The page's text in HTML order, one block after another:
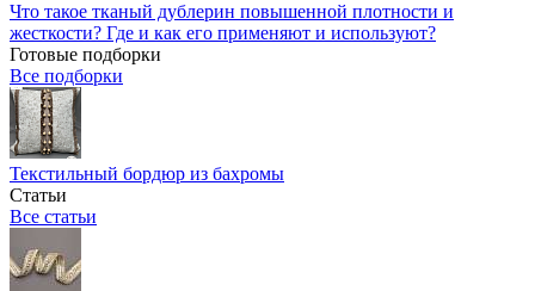
Что такое тканый дублерин повышенной плотности и
жесткости? Где и как его применяют и используют?
Готовые подборки
Все подборки
Текстильный бордюр из бахромы
Статьи
Все статьи